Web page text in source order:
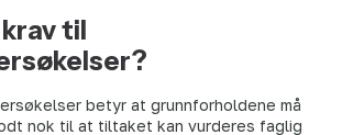
til
betyr at grunnforholdene må
nok til at tiltaket kan vurderes faglig